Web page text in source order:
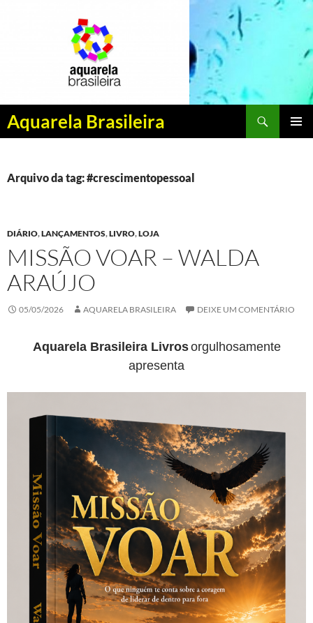
Aquarela Brasileira
Pesquisar
PULAR
CONTEÚDO
Arquivo da tag: #crescimentopessoal
DIÁRIO,LANÇAMENTOS,LIVRO,LOJA
MISSÃO VOAR – WALDA
ARAÚJO
05/05/2026 AQUARELA BRASILEIRA DEIXE UM COMENTÁRIO
Aquarela Brasileira Livrosorgulhosamente
apresenta